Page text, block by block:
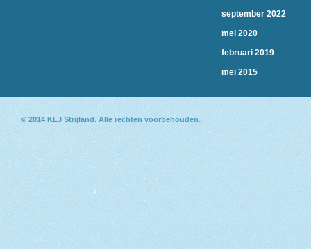
september 2022
mei 2020
februari 2019
mei 2015
© 2014KLJ Strijland. Alle rechten voorbehouden.